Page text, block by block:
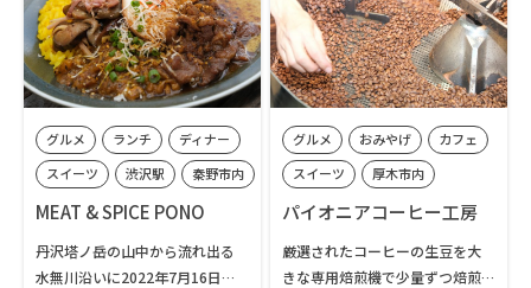
ト系パンや菓子パン、さらには
様々な焼菓子など毎週45種類以
上の商品がずらりと店頭に並び
ます。
評判で、2009年のオープン以
来、いつもお客様が絶えない人
気店です。
ェフの伝統的なシチリア料理を
堪能できるお店。パスタ（また
カジュアルなパスタコース（ラ
ンチ限定）から、シチリアなら
ではの高級食材を使ったフルコ
グルメ ランチ
ディナー
スイーツ
渋沢駅 秦野市内
MEAT & SPICE PONO
丹沢塔ノ岳の山中から流れ出る
水無川沿いに2022年7月16日に
グルメ おみやげ
カフェ
スイーツ
厚木市内
七沢・広沢寺温泉エリア
パイオニアコーヒー工房
厳選されたコーヒーの生豆を大
きな専用焙煎機で少量ずつ焙煎